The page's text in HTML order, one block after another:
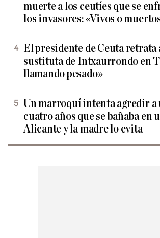
muerte a los ceutíes que se
los invasores: «Vivos o
El presidente de Ceuta retrata
sustituta de Intxaurrondo en
llamando pesado»
Un marroquí intenta agredir a
cuatro años que se bañaba en
Alicante y la madre lo evita